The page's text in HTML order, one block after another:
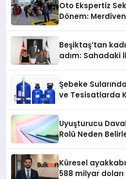
Oto Ekspertiz
Dönem:
Beşiktaş’tan
adım: Sahadaki
Şebeke
ve Tesisatlarda
Uyuşturucu
Rolü Neden
Küresel
588 milyar